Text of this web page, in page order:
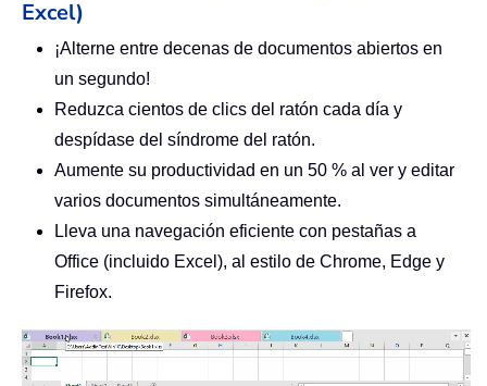
Excel)
¡Alterne entre decenas de documentos abiertos en
un segundo!
Reduzca cientos de clics del ratón cada día y
despídase del síndrome del ratón.
Aumente su productividad en un 50 % al ver y editar
varios documentos simultáneamente.
Lleva una navegación eficiente con pestañas a
Office (incluido Excel), al estilo de Chrome, Edge y
Firefox.